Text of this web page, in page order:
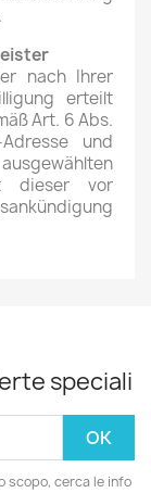
nach Ihrer
erteilt
Art. 6 Abs.
und
dieser vor
speciali
scopo, cerca le info